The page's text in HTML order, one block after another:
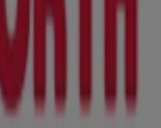
Kleidung, Schuhe
und
Sportgeschäfte
Optiker und